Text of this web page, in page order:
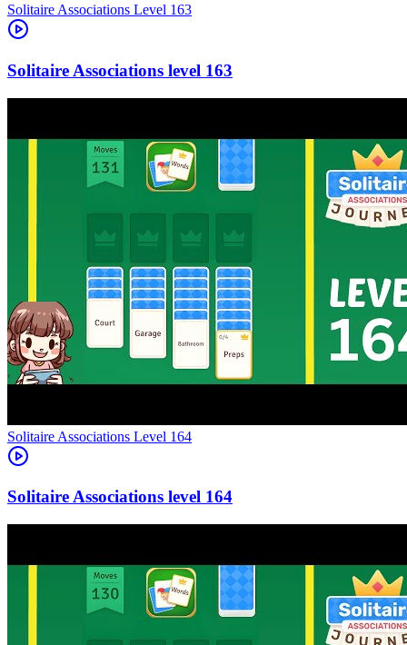
Level 163
163
Level 164
164